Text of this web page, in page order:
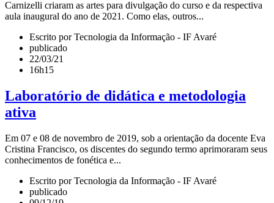
Carnizelli criaram as artes para divulgação do curso e da respectiva
aula inaugural do ano de 2021. Como elas, outros...
Escrito por Tecnologia da Informação - IF Avaré
publicado
22/03/21
16h15
Laboratório de didática e metodologia
ativa
Em 07 e 08 de novembro de 2019, sob a orientação da docente Eva
Cristina Francisco, os discentes do segundo termo aprimoraram seus
conhecimentos de fonética e...
Escrito por Tecnologia da Informação - IF Avaré
publicado